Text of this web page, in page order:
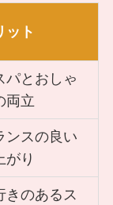
ット
パとおしゃ
両立
ンスの良い
がり
きのあるス